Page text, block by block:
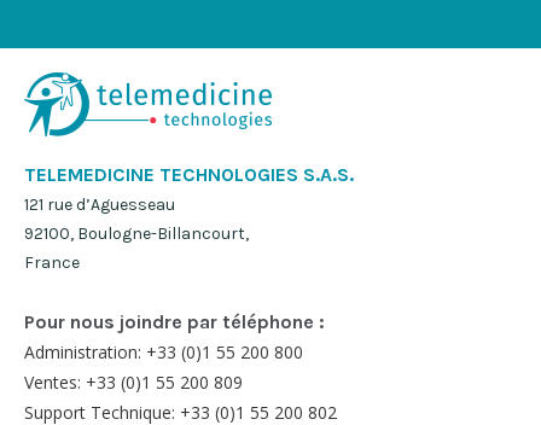
TELEMEDICINE TECHNOLOGIES S.A.S.
121 rue d’Aguesseau
92100, Boulogne-Billancourt,
France
Pour nous joindre par téléphone :
Administration: +33 (0)1 55 200 800
Ventes: +33 (0)1 55 200 809
Support Technique: +33 (0)1 55 200 802